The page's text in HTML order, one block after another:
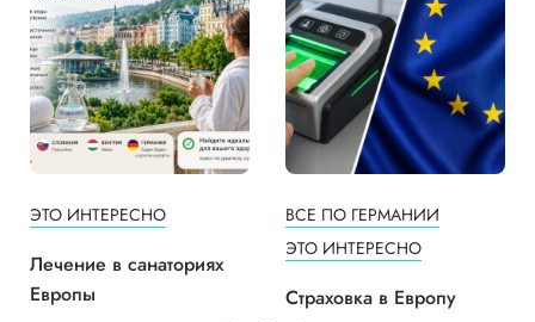
ЭТО ИНТЕРЕСНО
Лечение в санаториях
Европы
ВСЕ ПО ГЕРМАНИИ
ЭТО ИНТЕРЕСНО
Страховка в Европу